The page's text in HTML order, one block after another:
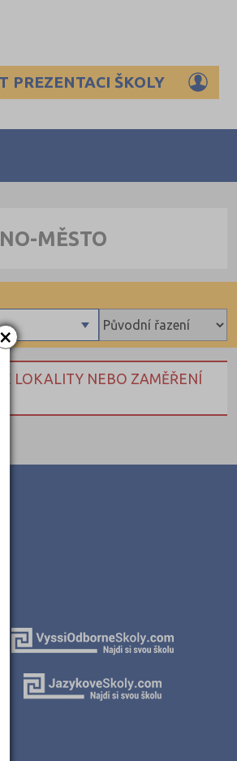
PREZENTACI ŠKOLY
MĚSTO
LOKALITY NEBO ZAMĚŘENÍ